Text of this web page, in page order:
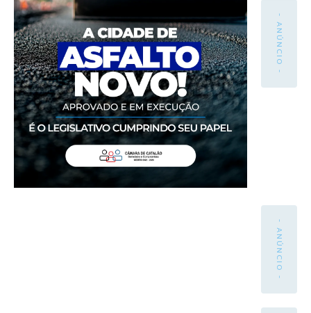
- ANÚNCIO -
- ANÚNCIO -